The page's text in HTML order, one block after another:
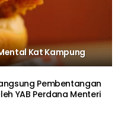
Kat Kampung
Pembentangan
YAB Perdana Menteri